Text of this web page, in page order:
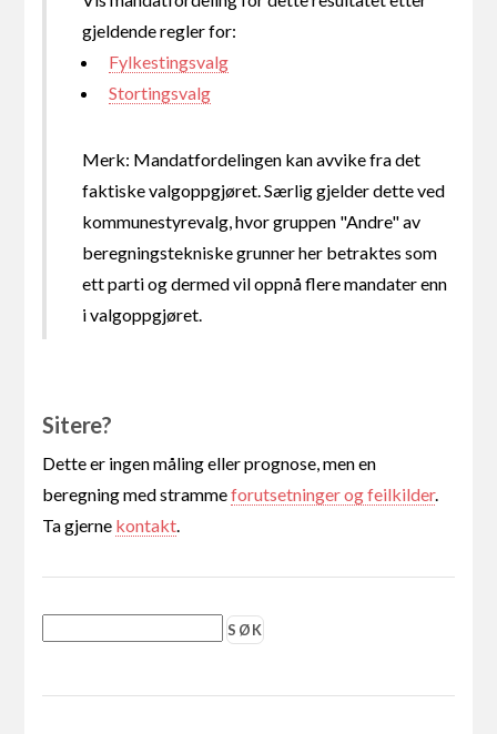
gjeldende regler for:
Fylkestingsvalg
Stortingsvalg
Merk: Mandatfordelingen kan avvike fra det
faktiske valgoppgjøret. Særlig gjelder dette ved
kommunestyrevalg, hvor gruppen "Andre" av
beregningstekniske grunner her betraktes som
ett parti og dermed vil oppnå flere mandater enn
i valgoppgjøret.
Sitere?
Dette er ingen måling eller prognose, men en
beregning med strammeforutsetninger og feilkilder.
Ta gjerne kontakt.